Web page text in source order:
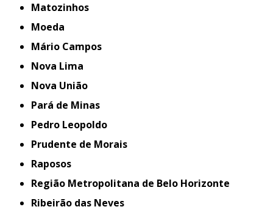
Matozinhos
Moeda
Mário Campos
Nova Lima
Nova União
Pará de Minas
Pedro Leopoldo
Prudente de Morais
Raposos
Região Metropolitana de Belo Horizonte
Ribeirão das Neves